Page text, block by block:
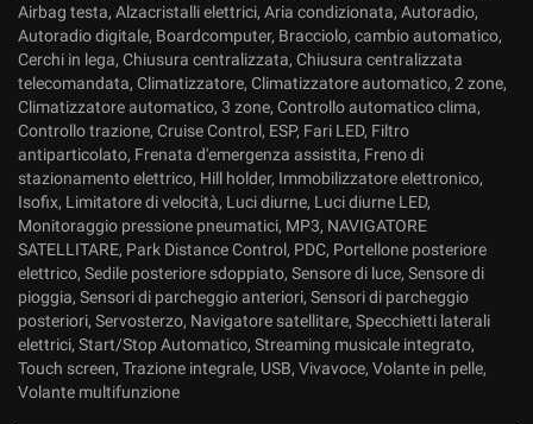
Airbag testa, Alzacristalli elettrici, Aria condizionata, Autoradio,
Autoradio digitale, Boardcomputer, Bracciolo, cambio automatico,
Cerchi in lega, Chiusura centralizzata, Chiusura centralizzata
telecomandata, Climatizzatore, Climatizzatore automatico, 2 zone,
Climatizzatore automatico, 3 zone, Controllo automatico clima,
Controllo trazione, Cruise Control, ESP, Fari LED, Filtro
antiparticolato, Frenata d'emergenza assistita, Freno di
stazionamento elettrico, Hill holder, Immobilizzatore elettronico,
Isofix, Limitatore di velocità, Luci diurne, Luci diurne LED,
Monitoraggio pressione pneumatici, MP3, NAVIGATORE
SATELLITARE, Park Distance Control, PDC, Portellone posteriore
elettrico, Sedile posteriore sdoppiato, Sensore di luce, Sensore di
pioggia, Sensori di parcheggio anteriori, Sensori di parcheggio
posteriori, Servosterzo, Navigatore satellitare, Specchietti laterali
elettrici, Start/Stop Automatico, Streaming musicale integrato,
Touch screen, Trazione integrale, USB, Vivavoce, Volante in pelle,
Volante multifunzione